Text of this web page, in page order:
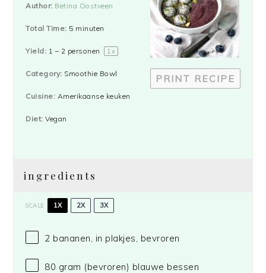
PRINT RECIPE
Author: Betina Oostveen
Total Time: 5 minuten
Yield: 1 – 2 personen 1x
Category: Smoothie Bowl
Cuisine: Amerikaanse keuken
Diet: Vegan
ingredients
SCALE 1X 2X 3X
2 bananen, in plakjes, bevroren
80 gram (bevroren) blauwe bessen